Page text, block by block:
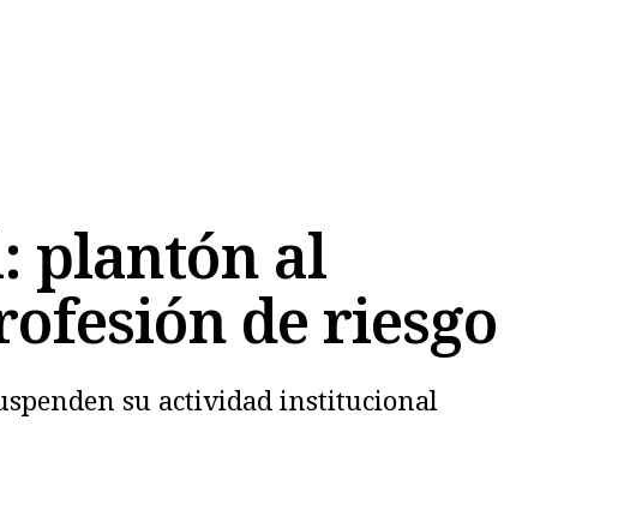
plantón al
de riesgo
su actividad institucional